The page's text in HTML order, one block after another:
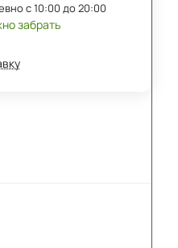
с 10:00 до 20:00
забрать